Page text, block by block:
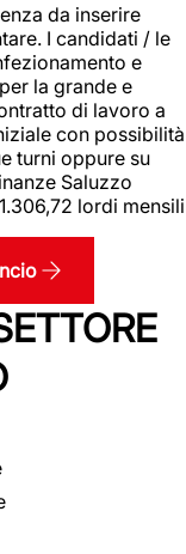
da inserire
I candidati / le
e
la grande e
di lavoro a
con possibilità
turni oppure su
Saluzzo
lordi mensili